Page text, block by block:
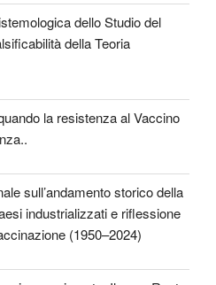
dello Studio del
della Teoria
la resistenza al Vaccino
sull’andamento storico della
industrializzati e riflessione
(1950–2024)